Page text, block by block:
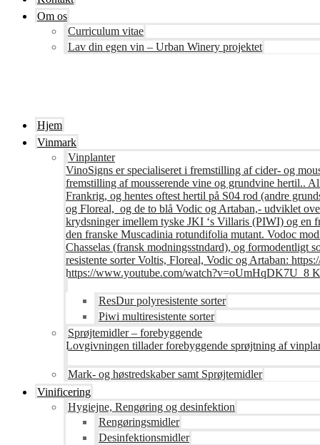
Om os
Curriculum vitae
Lav din egen vin – Urban Winery projektet
Hjem
Vinmark
Vinplanter
VinoSigns er specialiseret i fremstilling af cider- og
fremstilling af mousserende vine og grundvine hertil..
Frankrig, og hentes oftest hertil på S04 rod (andre
og Floreal, og de to blå Vodic og Artaban,- udviklet
krydsninger imellem tyske JKI ‘s Villaris (PIWI) og en
den franske Muscadinia rotundifolia mutant. Vodoc
Chasselas (fransk modningsstndard), og formodentligt
resistente sorter Voltis, Floreal, Vodic og Artaban:
https://www.youtube.com/watch?v=oUmHqDK7U_8
ResDur polyresistente sorter
Piwi multiresistente sorter
Sprøjtemidler – forebyggende
Lovgivningen tillader forebyggende sprøjtning af
Mark- og høstredskaber samt Sprøjtemidler
Vinificering
Hygiejne, Rengøring og desinfektion
Rengøringsmidler
Desinfektionsmidler